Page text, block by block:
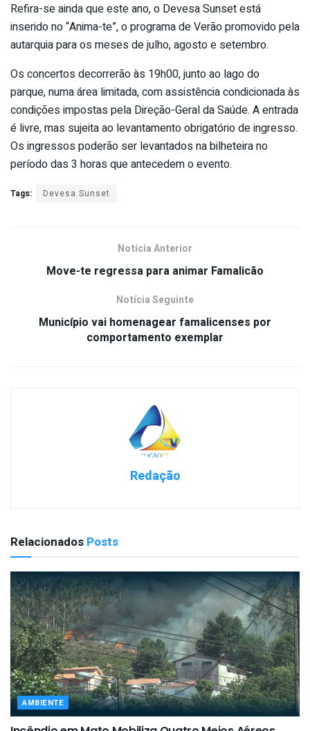
Refira-se ainda que este ano, o Devesa Sunset está
inserido no “Anima-te”, o programa de Verão promovido pela
autarquia para os meses de julho, agosto e setembro.
Os concertos decorrerão às 19h00, junto ao lago do
parque, numa área limitada, com assistência condicionada às
condições impostas pela Direção-Geral da Saúde. A entrada
é livre, mas sujeita ao levantamento obrigatório de ingresso.
Os ingressos poderão ser levantados na bilheteira no
período das 3 horas que antecedem o evento.
Tags: Devesa Sunset
Notícia Anterior
Move-te regressa para animar Famalicão
Notícia Seguinte
Município vai homenagear famalicenses por
comportamento exemplar
Redação
Relacionados Posts
AMBIENTE